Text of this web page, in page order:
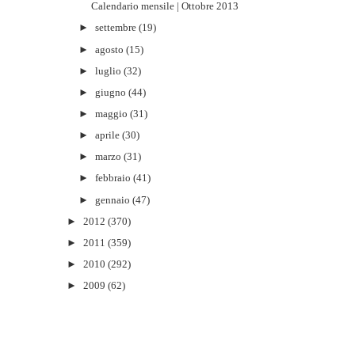
Calendario mensile | Ottobre 2013
►settembre (19)
►agosto (15)
►luglio (32)
►giugno (44)
►maggio (31)
►aprile (30)
►marzo (31)
►febbraio (41)
►gennaio (47)
► 2012 (370)
► 2011 (359)
► 2010 (292)
► 2009 (62)